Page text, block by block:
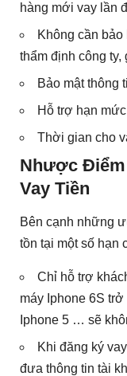
hàng mới vay lần
Không cần
thẩm định công ty,
Bảo mật thông
Hỗ trợ hạn
Thời gian cho
Nhược
Vay Tiền
Bên cạnh những
tồn tại một số hạn
Chỉ hỗ trợ
máy Iphone 6S
Iphone 5 … sẽ
Khi đăng ký
đưa thông tin tài